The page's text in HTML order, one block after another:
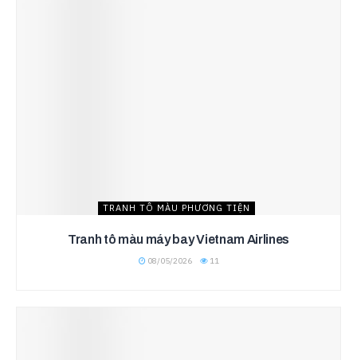
TRANH TÔ MÀU PHƯƠNG TIỆN
Tranh tô màu máy bay Vietnam Airlines
08/05/2026 11